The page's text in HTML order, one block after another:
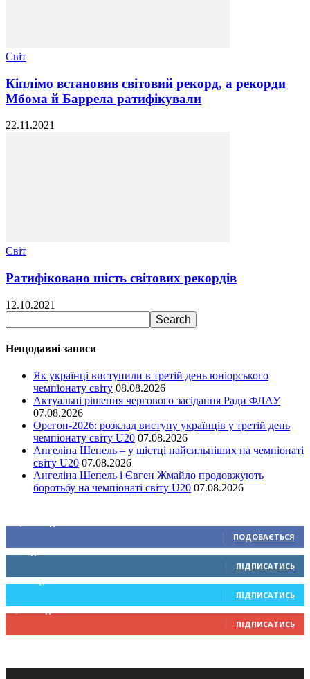
Світ
Кіплімо встановив світовий рекорд, а рекорди
Мбома й Баррела ратифікували
22.11.2021
Світ
Ратифіковано шість світових рекордів
12.10.2021
Нещодавні записи
Як українці виступили в третій день юніорського
чемпіонату світу 08.08.2026
Актуальні рішення чергового засідання Ради ФЛАУ
07.08.2026
Орегон-2026: розклад виступу українців у третій день
чемпіонату світу U20 07.08.2026
Ангеліна Шепель – у шістці найсильніших на чемпіонаті
світу U20 07.08.2026
Ангеліна Шепель і Євген Жмайло продовжують
боротьбу на чемпіонаті світу U20 07.08.2026
ПОДОБАЄТЬСЯ
ПІДПИСАТИСЬ
ПІДПИСАТИСЬ
ПІДПИСАТИСЬ